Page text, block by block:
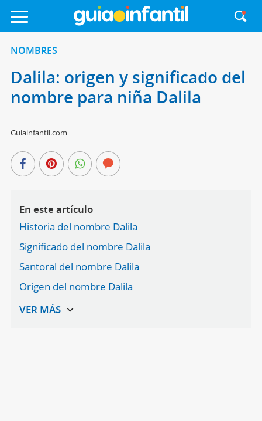
NOMBRES
Dalila: origen y significado del
nombre para niña Dalila
Guiainfantil.com
En este artículo
Historia del nombre Dalila
Significado del nombre Dalila
Santoral del nombre Dalila
Origen del nombre Dalila